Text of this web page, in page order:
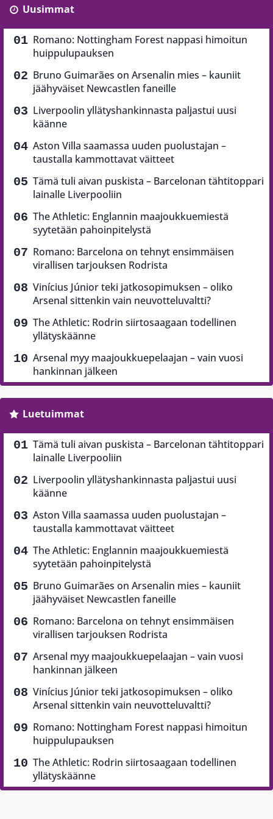
Uusimmat
Romano: Nottingham Forest nappasi himoitun
huippulupauksen
Bruno Guimarães on Arsenalin mies – kauniit
jäähyväiset Newcastlen faneille
Liverpoolin yllätyshankinnasta paljastui uusi
käänne
Aston Villa saamassa uuden puolustajan –
taustalla kammottavat väitteet
Tämä tuli aivan puskista – Barcelonan tähtitoppari
lainalle Liverpooliin
The Athletic: Englannin maajoukkuemiestä
syytetään pahoinpitelystä
Romano: Barcelona on tehnyt ensimmäisen
virallisen tarjouksen Rodrista
Vinícius Júnior teki jatkosopimuksen – oliko
Arsenal sittenkin vain neuvotteluvaltti?
The Athletic: Rodrin siirtosaagaan todellinen
yllätyskäänne
Arsenal myy maajoukkuepelaajan – vain vuosi
hankinnan jälkeen
Luetuimmat
Tämä tuli aivan puskista – Barcelonan tähtitoppari
lainalle Liverpooliin
Liverpoolin yllätyshankinnasta paljastui uusi
käänne
Aston Villa saamassa uuden puolustajan –
taustalla kammottavat väitteet
The Athletic: Englannin maajoukkuemiestä
syytetään pahoinpitelystä
Bruno Guimarães on Arsenalin mies – kauniit
jäähyväiset Newcastlen faneille
Romano: Barcelona on tehnyt ensimmäisen
virallisen tarjouksen Rodrista
Arsenal myy maajoukkuepelaajan – vain vuosi
hankinnan jälkeen
Vinícius Júnior teki jatkosopimuksen – oliko
Arsenal sittenkin vain neuvotteluvaltti?
Romano: Nottingham Forest nappasi himoitun
huippulupauksen
The Athletic: Rodrin siirtosaagaan todellinen
yllätyskäänne